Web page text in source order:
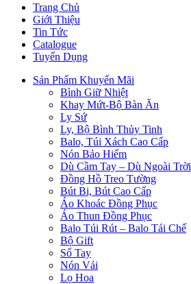
Trang Chủ
Giới Thiệu
Tin Tức
Catalogue
Tuyển Dụng
Sản Phẩm Khuyến Mãi
Bình Giữ Nhiệt
Khay Mứt-Bộ Bàn Ăn
Ly Sứ
Ly, Bộ Bình Thủy Tinh
Balo, Túi Xách Cao Cấp
Nón Bảo Hiểm
Dù Cầm Tay – Dù Ngoài Trời
Đồng Hồ Treo Tường
Bút Bi, Bút Cao Cấp
Áo Khoác Đồng Phục
Áo Thun Đồng Phục
Balo Túi Rút – Balo Tái Chế
Bộ Gift
Sổ Tay
Nón Vải
Lọ Hoa